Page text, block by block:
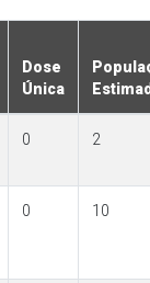
Dose
Única
0 2
0 10